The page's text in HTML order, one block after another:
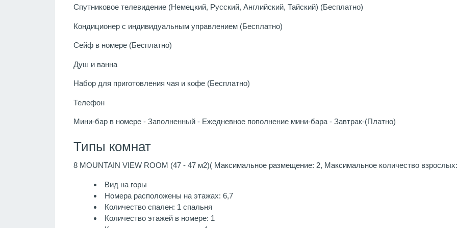
Спутниковое телевидение (Немецкий, Русский, Английский, Тайский) (Бесплатно)
Кондиционер с индивидуальным управлением (Бесплатно)
Сейф в номере (Бесплатно)
Душ и ванна
Набор для приготовления чая и кофе (Бесплатно)
Телефон
Мини-бар в номере - Заполненный - Ежедневное пополнение мини-бара - Завтрак-(Платно)
Типы комнат
8 MOUNTAIN VIEW ROOM (47 - 47 м2)( Максимальное размещение: 2, Максимальное количество
Вид на горы
Номера расположены на этажах: 6,7
Количество спален: 1 спальня
Количество этажей в номере: 1